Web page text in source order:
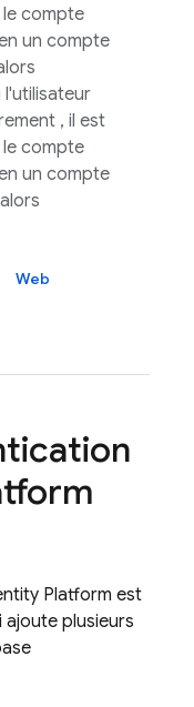
compte
un compte
l'utilisateur
, il est
compte
un compte
Web
Platform est
ajoute plusieurs